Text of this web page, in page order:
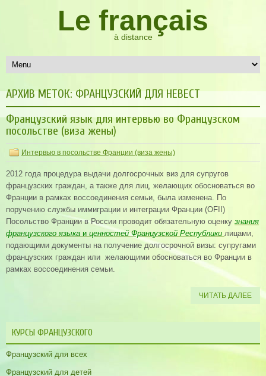
Le français
à distance
АРХИВ МЕТОК:ФРАНЦУЗСКИЙ ДЛЯ НЕВЕСТ
Французский язык для интервью во Французском
посольстве (виза жены)
Интервью в посольстве Франции (виза жены)
2012 года процедура выдачи долгосрочных виз для супругов
французских граждан, а также для лиц, желающих обосноваться во
Франции в рамках воссоединения семьи, была изменена. По
поручению службы иммиграции и интеграции Франции (OFII)
Посольство Франции в России проводит обязательную оценку знания
французского языка и ценностей Французской Республики лицами,
подающими документы на получение долгосрочной визы: супругами
французских граждан или желающими обосноваться во Франции в
рамках воссоединения семьи.
ЧИТАТЬ ДАЛЕЕ
КУРСЫ ФРАНЦУЗСКОГО
Французский для всех
Французский для детей